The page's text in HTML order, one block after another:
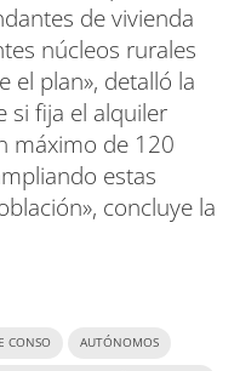
de vivienda
núcleos rurales
el plan», detalló la
si fija el alquiler
máximo de 120
estas
concluye la
CONSO AUTÓNOMOS